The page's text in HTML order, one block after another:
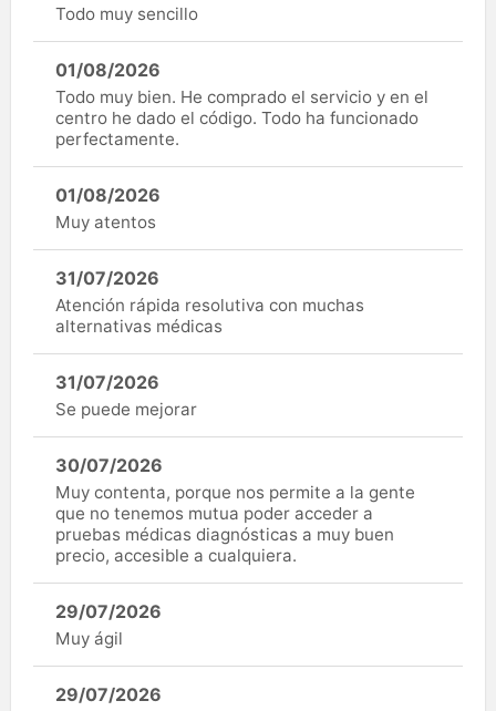
Todo muy sencillo
01/08/2026
Todo muy bien. He comprado el servicio y en el
centro he dado el código. Todo ha funcionado
perfectamente.
01/08/2026
Muy atentos
31/07/2026
Atención rápida resolutiva con muchas
alternativas médicas
31/07/2026
Se puede mejorar
30/07/2026
Muy contenta, porque nos permite a la gente
que no tenemos mutua poder acceder a
pruebas médicas diagnósticas a muy buen
precio, accesible a cualquiera.
29/07/2026
Muy ágil
29/07/2026